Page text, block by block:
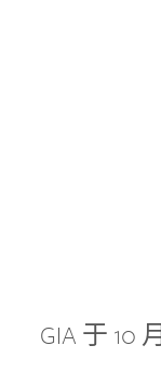
GIA 于 10